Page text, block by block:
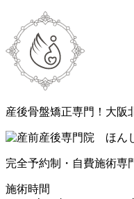
産後骨盤矯正専門！大阪
完全予約制・自費施術専
施術時間